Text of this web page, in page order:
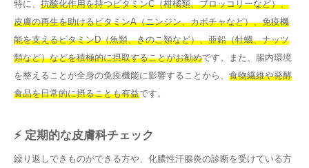
特に、 抗酸化作用を持つビタミンC（柑橘類、ブロッコリーなど）、
皮膚の再生を助けるビタミンA（ニンジン、カボチャなど）、免疫機
能を支えるビタミンD（魚類、きのこ類など）、亜鉛（牡蠣、ナッツ
類など）などを積極的に摂取することがお勧めです。また、腸内環境
を整えることが全身の免疫機能に影響することから、 食物繊維や発酵
食品を日常的に摂ることも有益です。
⚡ 定期的な皮膚科チェック
繰り返しできものができる方や、化膿性汗腺炎の診断を受けている方